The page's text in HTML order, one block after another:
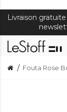
Livraison
Fouta Rose